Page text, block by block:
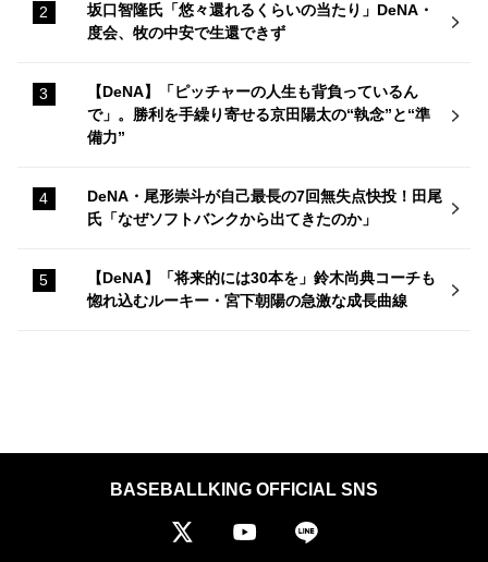
坂口智隆氏「悠々還れるくらいの当たり」DeNA・
度会、牧の中安で生還できず
【DeNA】「ピッチャーの人生も背負っているん
で」。勝利を手繰り寄せる京田陽太の“執念”と“準
備力”
DeNA・尾形崇斗が自己最長の7回無失点快投！田尾
氏「なぜソフトバンクから出てきたのか」
【DeNA】「将来的には30本を」鈴木尚典コーチも
惚れ込むルーキー・宮下朝陽の急激な成長曲線
BASEBALLKING OFFICIAL SNS